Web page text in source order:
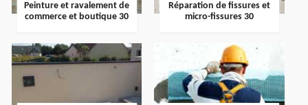
Peinture et ravalement de
commerce et boutique 30
Réparation de fissures et
micro-fissures 30